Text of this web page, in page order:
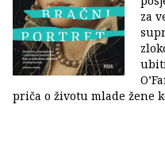
za
priča o životu mlade žene